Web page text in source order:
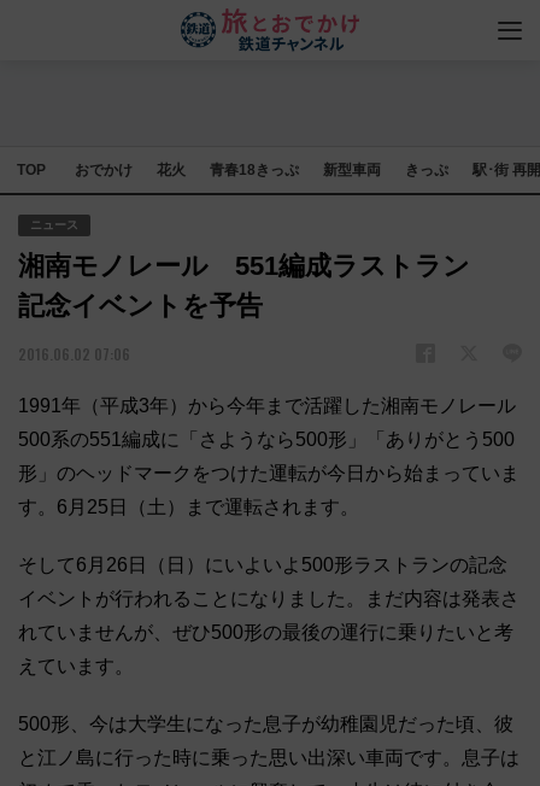
TOP おでかけ 花火 青春18きっぷ 新型車両 きっぷ 駅･街 再
ニュース
湘南モノレール 551編成ラストラン
記念イベントを予告
2016.06.02 07:06
1991年（平成3年）から今年まで活躍した湘南モノレール
500系の551編成に「さようなら500形」「ありがとう500
形」のヘッドマークをつけた運転が今日から始まっていま
す。6月25日（土）まで運転されます。
そして6月26日（日）にいよいよ500形ラストランの記念
イベントが行われることになりました。まだ内容は発表さ
れていませんが、ぜひ500形の最後の運行に乗りたいと考
えています。
500形、今は大学生になった息子が幼稚園児だった頃、彼
と江ノ島に行った時に乗った思い出深い車両です。息子は